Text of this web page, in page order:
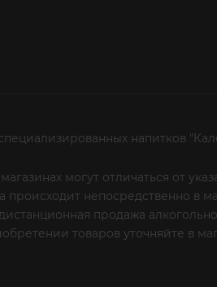
напитков
могут отличаться от
происходит непосредственно
продажа
товаров уточняйте в